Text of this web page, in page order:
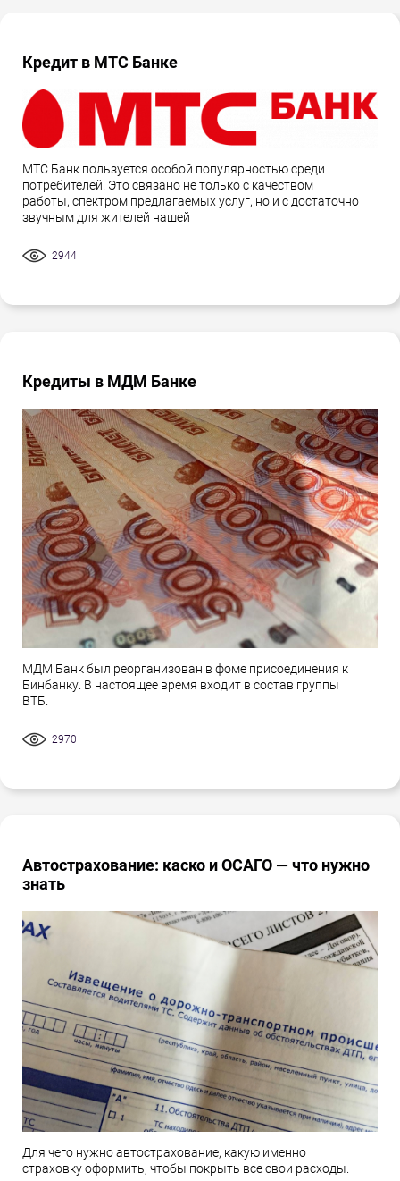
Кредит в МТС Банке
МТС Банк пользуется особой популярностью среди
потребителей. Это связано не только с качеством
работы, спектром предлагаемых услуг, но и с достаточно
звучным для жителей нашей
2944
Кредиты в МДМ Банке
МДМ Банк был реорганизован в фоме присоединения к
Бинбанку. В настоящее время входит в состав группы
ВТБ.
2970
Автострахование: каско и ОСАГО — что нужно
знать
Для чего нужно автострахование, какую именно
страховку оформить, чтобы покрыть все свои расходы.